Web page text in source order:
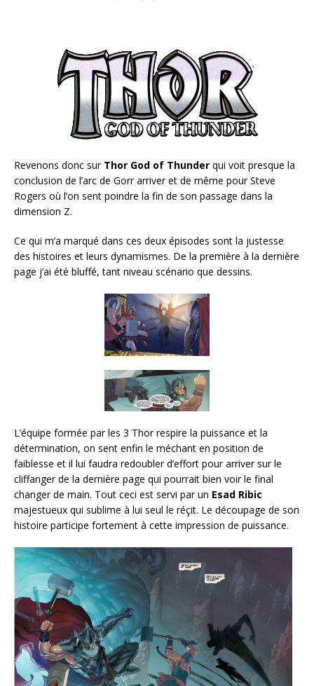
Revenons donc sur Thor God of Thunder qui voit presque la
conclusion de l’arc de Gorr arriver et de même pour Steve
Rogers où l’on sent poindre la fin de son passage dans la
dimension Z.
Ce qui m’a marqué dans ces deux épisodes sont la justesse
des histoires et leurs dynamismes. De la première à la dernière
page j’ai été bluffé, tant niveau scénario que dessins.
L’équipe formée par les 3 Thor respire la puissance et la
détermination, on sent enfin le méchant en position de
faiblesse et il lui faudra redoubler d’effort pour arriver sur le
cliffanger de la dernière page qui pourrait bien voir le final
changer de main. Tout ceci est servi par un Esad Ribic
majestueux qui sublime à lui seul le réçit. Le découpage de son
histoire participe fortement à cette impression de puissance.